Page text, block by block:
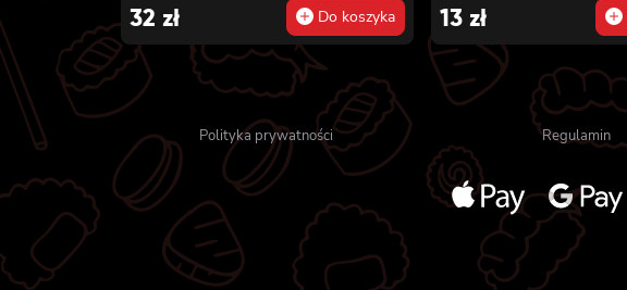
32 zł Do koszyka 13 zł
Polityka prywatności Regulamin